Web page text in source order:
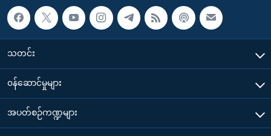
သတင်း
၀န်ဆောင်မှုများ
အပတ်စဉ်ကဏ္ဍများ